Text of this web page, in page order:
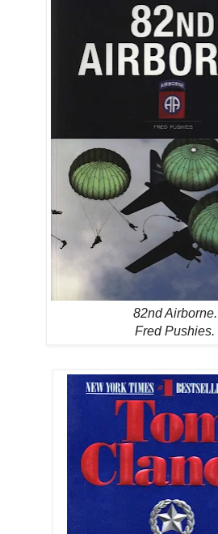
82nd Airborne.
Fred Pushies.